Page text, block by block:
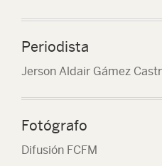
Periodista
Jerson Aldair Gámez
Fotógrafo
Difusión FCFM